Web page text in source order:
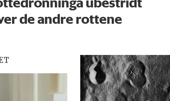
de andre rottene